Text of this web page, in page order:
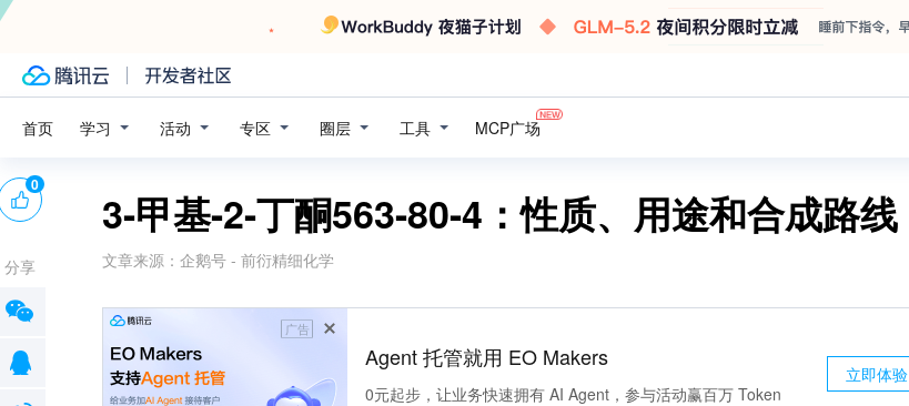
首页 学习 活动 专区 圈层 工具 MCP广场
3-甲基-2-丁酮563-80-4：性质、用途和合成路线
文章来源： 企鹅号 - 前衍精细化学
广告
Agent 托管就用 EO Makers
0元起步，让业务快速拥有 AI Agent，参与活动赢百万 Token
立即体验
0
分享